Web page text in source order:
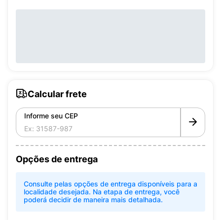
Calcular frete
Informe seu CEP
Opções de entrega
Consulte pelas opções de entrega disponíveis para a
localidade desejada. Na etapa de entrega, você
poderá decidir de maneira mais detalhada.